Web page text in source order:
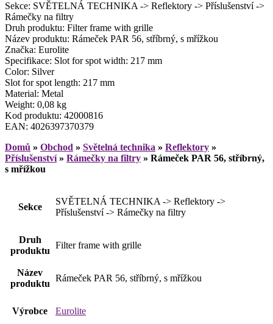
Sekce: SVĚTELNÁ TECHNIKA -> Reflektory -> Příslušenství ->
Rámečky na filtry
Druh produktu: Filter frame with grille
Název produktu: Rámeček PAR 56, stříbrný, s mřížkou
Značka: Eurolite
Specifikace: Slot for spot width: 217 mm
Color: Silver
Slot for spot length: 217 mm
Material: Metal
Weight: 0,08 kg
Kod produktu: 42000816
EAN: 4026397370379
Domů » Obchod » Světelná technika » Reflektory »
Příslušenství» Rámečky na filtry » Rámeček PAR 56, stříbrný,
s mřížkou
Sekce
SVĚTELNÁ TECHNIKA -> Reflektory ->
Příslušenství -> Rámečky na filtry
Druh
produktu
Filter frame with grille
Název
produktu
Rámeček PAR 56, stříbrný, s mřížkou
Výrobce Eurolite